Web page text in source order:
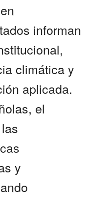
informan
climática y
aplicada.
el
y